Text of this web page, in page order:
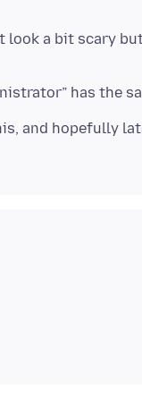
look a bit scary
and hopefully